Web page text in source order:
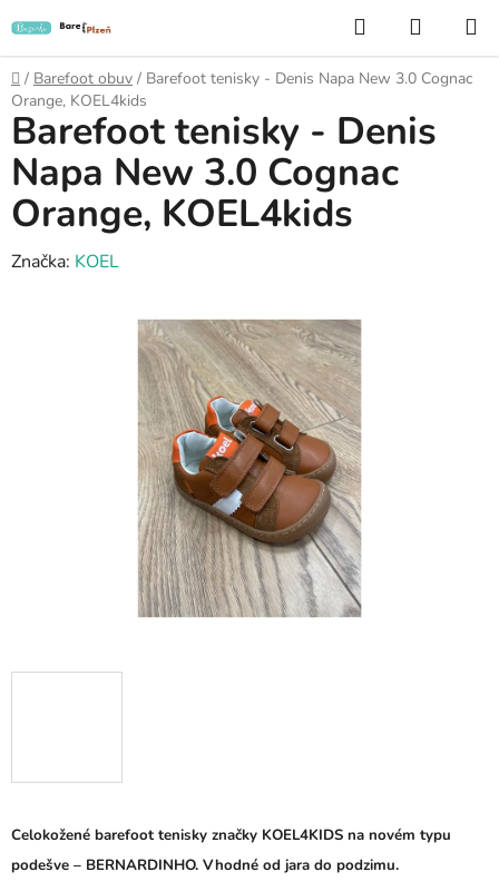
na
obsah
Hledat
KOŠÍK
Domů
/ Barefoot obuv / Barefoot tenisky - Denis Napa New 3.0 Cognac
Orange, KOEL4kids
Celokožené barefoot tenisky značky KOEL4KIDS na novém typu
podešve – BERNARDINHO. Vhodné od jara do podzimu.
Barefoot tenisky - Denis
Napa New 3.0 Cognac
Orange, KOEL4kids
Značka: KOEL